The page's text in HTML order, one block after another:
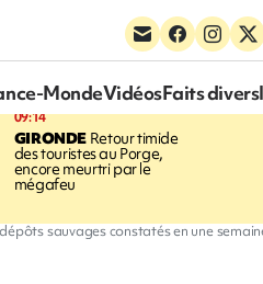
MondeVidéosFaits divers
09:14
GIRONDE Retour timide
des touristes au Porge,
encore meurtri par le
mégafeu
sauvages constatés en une